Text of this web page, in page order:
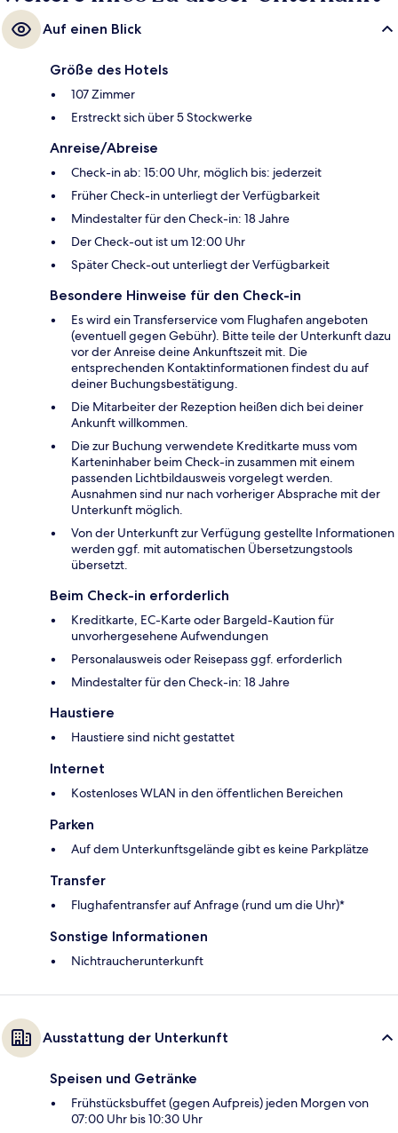
Auf einen Blick
Größe des Hotels
107 Zimmer
Erstreckt sich über 5 Stockwerke
Anreise/Abreise
Check-in ab: 15:00 Uhr, möglich bis: jederzeit
Früher Check-in unterliegt der Verfügbarkeit
Mindestalter für den Check-in: 18 Jahre
Der Check-out ist um 12:00 Uhr
Später Check-out unterliegt der Verfügbarkeit
Besondere Hinweise für den Check-in
Es wird ein Transferservice vom Flughafen angeboten
(eventuell gegen Gebühr). Bitte teile der Unterkunft dazu
vor der Anreise deine Ankunftszeit mit. Die
entsprechenden Kontaktinformationen findest du auf
deiner Buchungsbestätigung.
Die Mitarbeiter der Rezeption heißen dich bei deiner
Ankunft willkommen.
Die zur Buchung verwendete Kreditkarte muss vom
Karteninhaber beim Check-in zusammen mit einem
passenden Lichtbildausweis vorgelegt werden.
Ausnahmen sind nur nach vorheriger Absprache mit der
Unterkunft möglich.
Von der Unterkunft zur Verfügung gestellte Informationen
werden ggf. mit automatischen Übersetzungstools
übersetzt.
Beim Check-in erforderlich
Kreditkarte, EC-Karte oder Bargeld-Kaution für
unvorhergesehene Aufwendungen
Personalausweis oder Reisepass ggf. erforderlich
Mindestalter für den Check-in: 18 Jahre
Haustiere
Haustiere sind nicht gestattet
Internet
Kostenloses WLAN in den öffentlichen Bereichen
Parken
Auf dem Unterkunftsgelände gibt es keine Parkplätze
Transfer
Flughafentransfer auf Anfrage (rund um die Uhr)*
Sonstige Informationen
Nichtraucherunterkunft
Ausstattung der Unterkunft
Speisen und Getränke
Frühstücksbuffet (gegen Aufpreis) jeden Morgen von
07:00 Uhr bis 10:30 Uhr